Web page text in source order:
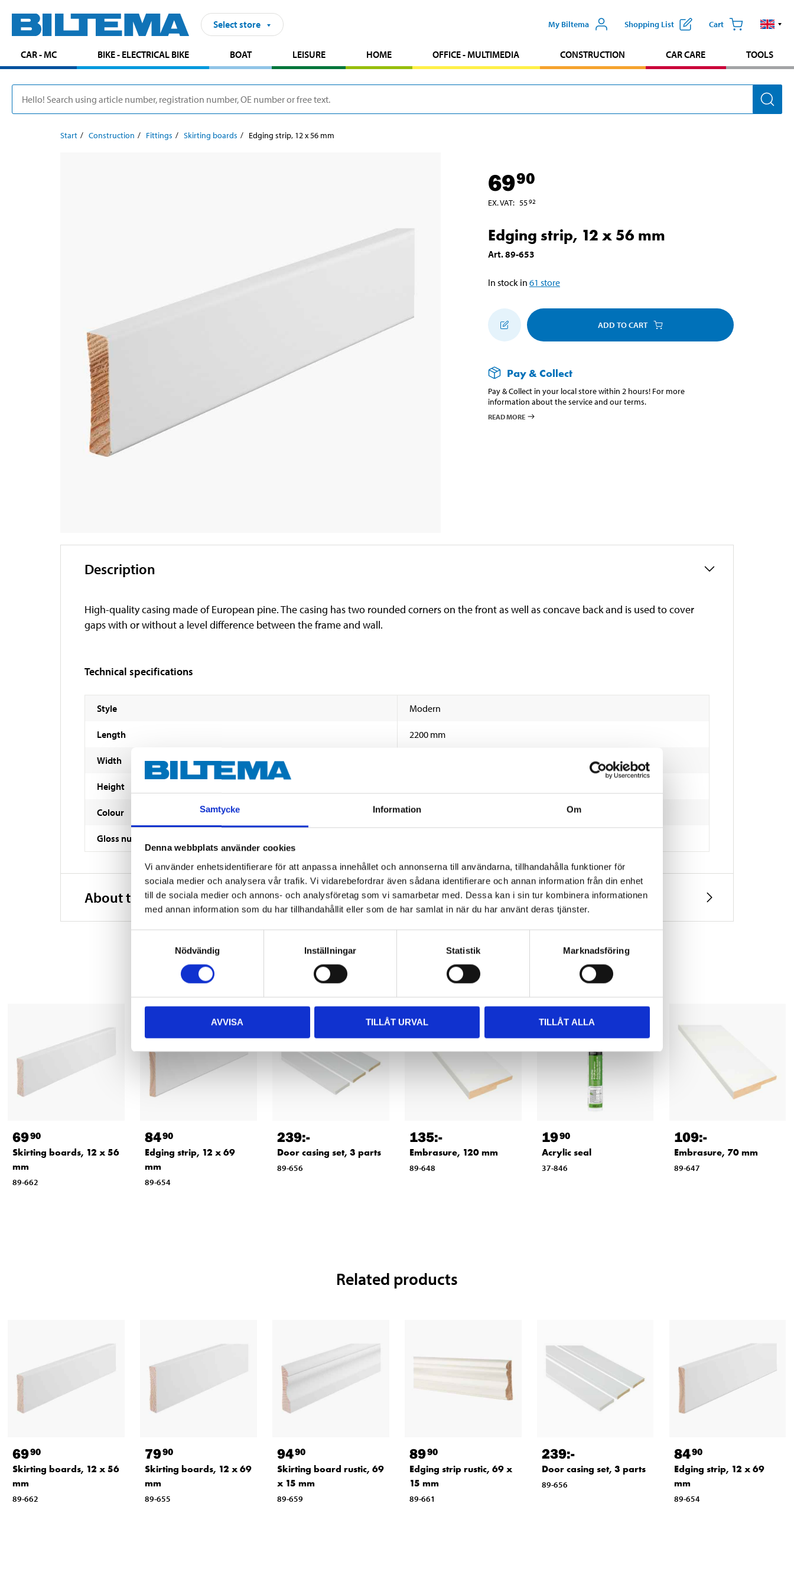
Samtycke Information Om
Denna webbplats använder cookies
Vi använder enhetsidentifierare för att anpassa innehållet och annonserna till användarna, tillhandahålla funktioner för
sociala medier och analysera vår trafik. Vi vidarebefordrar även sådana identifierare och annan information från din enhet
till de sociala medier och annons- och analysföretag som vi samarbetar med. Dessa kan i sin tur kombinera informationen
med annan information som du har tillhandahållit eller som de har samlat in när du har använt deras tjänster.
Nödvändig
Inställningar Statistik Marknadsföring
AVVISA TILLÅT URVAL TILLÅT ALLA
Select store My Biltema Shopping List Cart
CAR - MC BIKE - ELECTRICAL BIKE BOAT LEISURE HOME OFFICE - MULTIMEDIA CONSTRUCTION CAR CARE TOOLS
Start Construction Fittings Skirting boards Edging strip, 12 x 56 mm
6990
EX. VAT: 5592
Edging strip, 12 x 56 mm
Art.89-653
In stock in 61 store
ADD TO CART
Pay & Collect
Pay & Collect in your local store within 2 hours! For more
information about the service and our terms.
READ MORE
Description
High-quality casing made of European pine. The casing has two rounded corners on the front as well as concave back and is used to cover
gaps with or without a level difference between the frame and wall.
Technical specifications
Style Modern
Length 2200 mm
Width
Height
Colour White
Gloss number
About the manufacturer
Other customers also bought
6990
Skirting boards, 12 x 56
mm
89-662
8490
Edging strip, 12 x 69
mm
89-654
239:-
Door casing set, 3 parts
89-656
135:-
Embrasure, 120 mm
89-648
1990
Acrylic seal
37-846
109:-
Embrasure, 70 mm
89-647
Related products
6990
Skirting boards, 12 x 56
mm
89-662
7990
Skirting boards, 12 x 69
mm
89-655
9490
Skirting board rustic, 69
x 15 mm
89-659
8990
Edging strip rustic, 69 x
15 mm
89-661
239:-
Door casing set, 3 parts
89-656
8490
Edging strip, 12 x 69
mm
89-654